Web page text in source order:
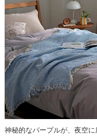
神秘的なパープルが、夜空